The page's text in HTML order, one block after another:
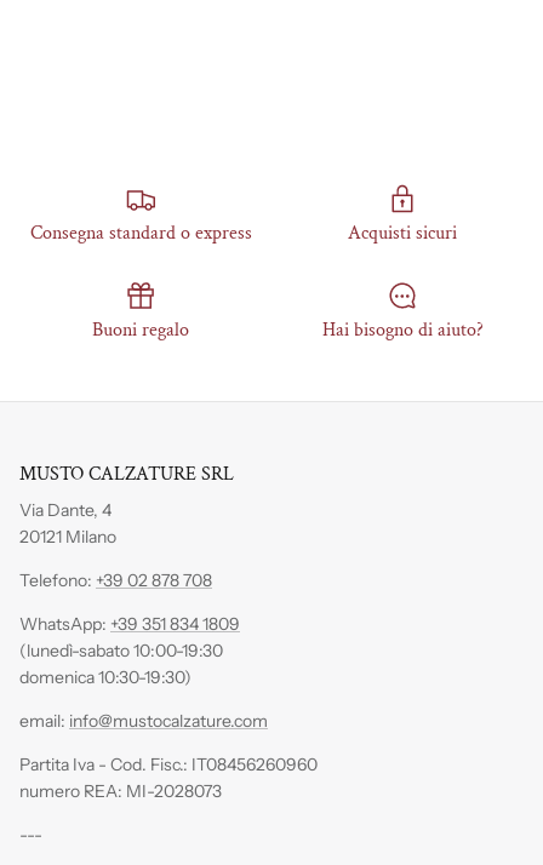
Consegna standard o express Acquisti sicuri
Buoni regalo Hai bisogno di aiuto?
MUSTO CALZATURE SRL
Via Dante, 4
20121 Milano
Telefono: +39 02 878 708
WhatsApp: +39 351 834 1809
(lunedì-sabato 10:00-19:30
domenica 10:30-19:30)
email: info@mustocalzature.com
Partita Iva - Cod. Fisc.: IT08456260960
numero REA: MI-2028073
---